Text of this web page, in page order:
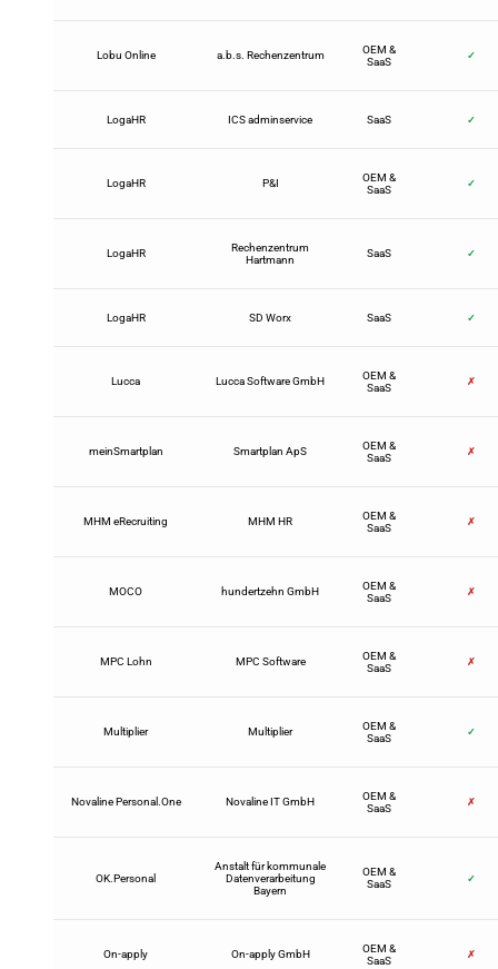
Lobu Online a.b.s. Rechenzentrum
OEM &
SaaS
✓
LogaHR ICS adminservice SaaS ✓
LogaHR P&I
OEM &
SaaS
✓
LogaHR
Rechenzentrum
Hartmann
SaaS ✓
LogaHR SD Worx SaaS ✓
Lucca Lucca Software GmbH
OEM &
SaaS
✗
meinSmartplan Smartplan ApS
OEM &
SaaS
✗
MHM eRecruiting MHM HR
OEM &
SaaS
✗
MOCO hundertzehn GmbH
OEM &
SaaS
✗
MPC Lohn MPC Software
OEM &
SaaS
✗
Multiplier Multiplier
OEM &
SaaS
✓
Novaline Personal.One Novaline IT GmbH
OEM &
SaaS
✗
OK.Personal
Anstalt für kommunale
Datenverarbeitung
Bayern
OEM &
SaaS
✓
On-apply On-apply GmbH
OEM &
SaaS
✗